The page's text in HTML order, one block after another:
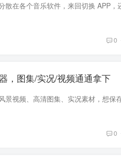
0
，图集/实况/视频通通拿下
0